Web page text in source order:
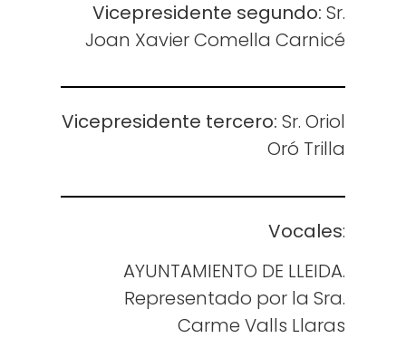
Vicepresidente segundo: Sr.
Joan Xavier Comella Carnicé
Vicepresidente tercero: Sr. Oriol
Oró Trilla
Vocales:
AYUNTAMIENTO DE LLEIDA.
Representado por la Sra.
Carme Valls Llaras